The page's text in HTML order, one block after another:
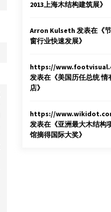
2013上海木结构建筑展》
Arron Kulseth发表在《
窗行业快速发展》
https://
发表在《美国历任总统 情
店》
https://
发表在《亚洲最大木结构
馆摘得国际大奖》